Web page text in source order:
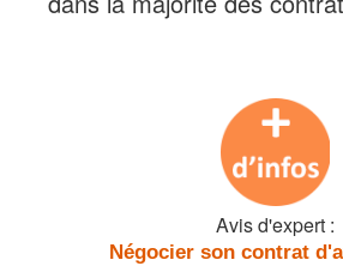
Avis d'expert :
Négocier son contrat